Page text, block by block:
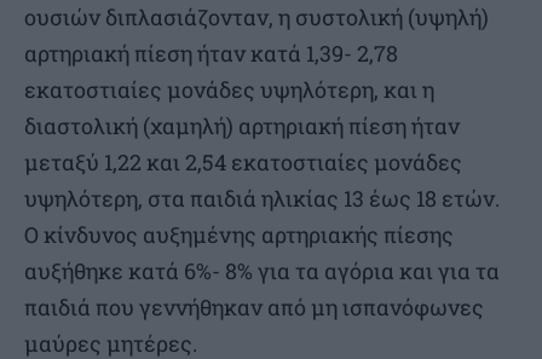
ουσιών διπλασιάζονταν, η συστολική (υψηλή)
αρτηριακή πίεση ήταν κατά 1,39- 2,78
εκατοστιαίες μονάδες υψηλότερη, και η
διαστολική (χαμηλή) αρτηριακή πίεση ήταν
μεταξύ 1,22 και 2,54 εκατοστιαίες μονάδες
υψηλότερη, στα παιδιά ηλικίας 13 έως 18 ετών.
Ο κίνδυνος αυξημένης αρτηριακής πίεσης
αυξήθηκε κατά 6%- 8% για τα αγόρια και για τα
παιδιά που γεννήθηκαν από μη ισπανόφωνες
μαύρες μητέρες.